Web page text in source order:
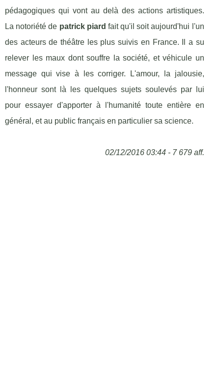
pédagogiques qui vont au delà des actions artistiques.
La notoriété de patrick piard fait qu'il soit aujourd'hui l'un
des acteurs de théâtre les plus suivis en France. Il a su
relever les maux dont souffre la société, et véhicule un
message qui vise à les corriger. L'amour, la jalousie,
l'honneur sont là les quelques sujets soulevés par lui
pour essayer d'apporter à l'humanité toute entière en
général, et au public français en particulier sa science.
02/12/2016 03:44 - 7 679 aff.